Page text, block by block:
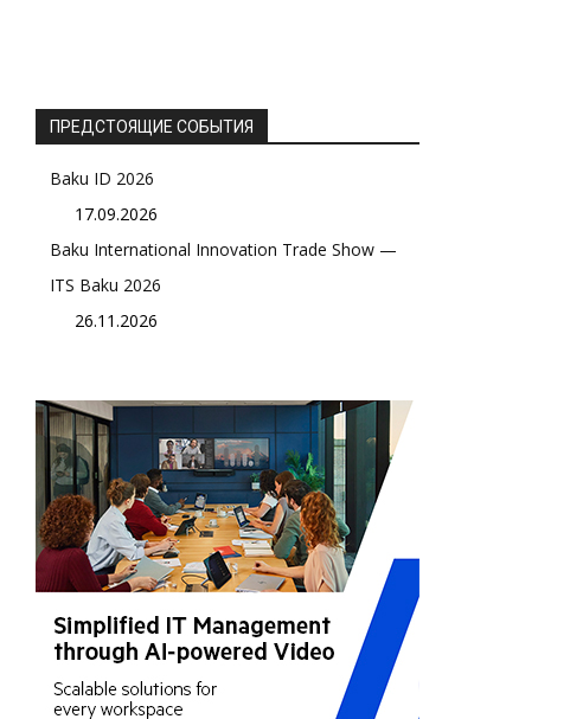
ПРЕДСТОЯЩИЕ СОБЫТИЯ
Baku ID 2026
17.09.2026
Baku International Innovation Trade Show —
ITS Baku 2026
26.11.2026